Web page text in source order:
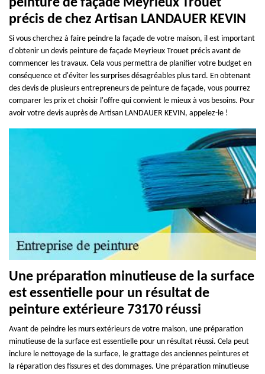
précis de chez Artisan LANDAUER KEVIN
Si vous cherchez à faire peindre la façade de votre maison, il est important
d'obtenir un devis peinture de façade Meyrieux Trouet précis avant de
commencer les travaux. Cela vous permettra de planifier votre budget en
conséquence et d'éviter les surprises désagréables plus tard. En obtenant
des devis de plusieurs entrepreneurs de peinture de façade, vous pourrez
comparer les prix et choisir l'offre qui convient le mieux à vos besoins. Pour
avoir votre devis auprès de Artisan LANDAUER KEVIN, appelez-le !
Une préparation minutieuse de la surface
est essentielle pour un résultat de
peinture extérieure 73170 réussi
Avant de peindre les murs extérieurs de votre maison, une préparation
minutieuse de la surface est essentielle pour un résultat réussi. Cela peut
inclure le nettoyage de la surface, le grattage des anciennes peintures et
la réparation des fissures et des dommages. Une préparation minutieuse